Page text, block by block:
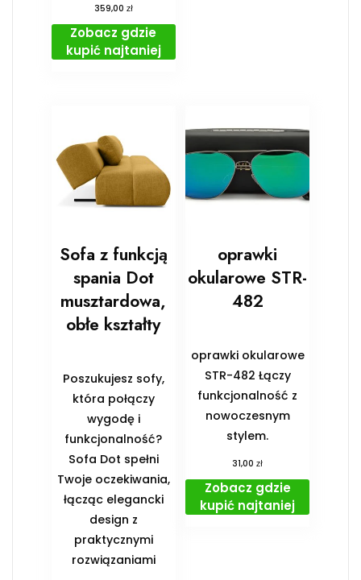
359,00 zł
Zobacz gdzie
kupić najtaniej
Sofa z funkcją
spania Dot
musztardowa,
obłe kształty
Poszukujesz sofy,
która połączy
wygodę i
funkcjonalność?
Sofa Dot spełni
Twoje oczekiwania,
łącząc elegancki
design z
praktycznymi
rozwiązaniami
oprawki
okularowe STR-
482
oprawki okularowe
STR-482 Łączy
funkcjonalność z
nowoczesnym
stylem.
31,00zł
Zobacz gdzie
kupić najtaniej